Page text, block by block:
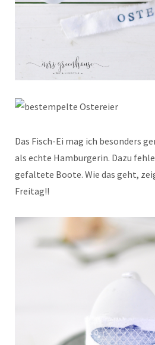
Das Fisch-Ei mag ich besonders
als echte Hamburgerin. Dazu
gefaltete Boote. Wie das geht,
Freitag!!